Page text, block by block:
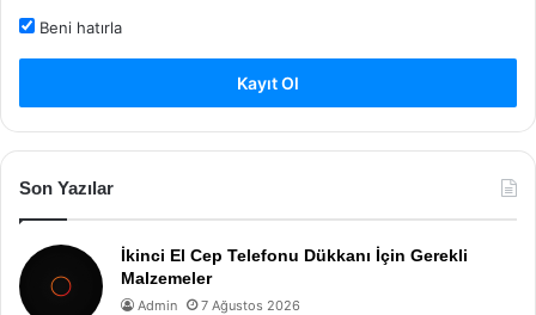
Beni hatırla
Kayıt Ol
Son Yazılar
İkinci El Cep Telefonu Dükkanı İçin Gerekli
Malzemeler
Admin 7 Ağustos 2026